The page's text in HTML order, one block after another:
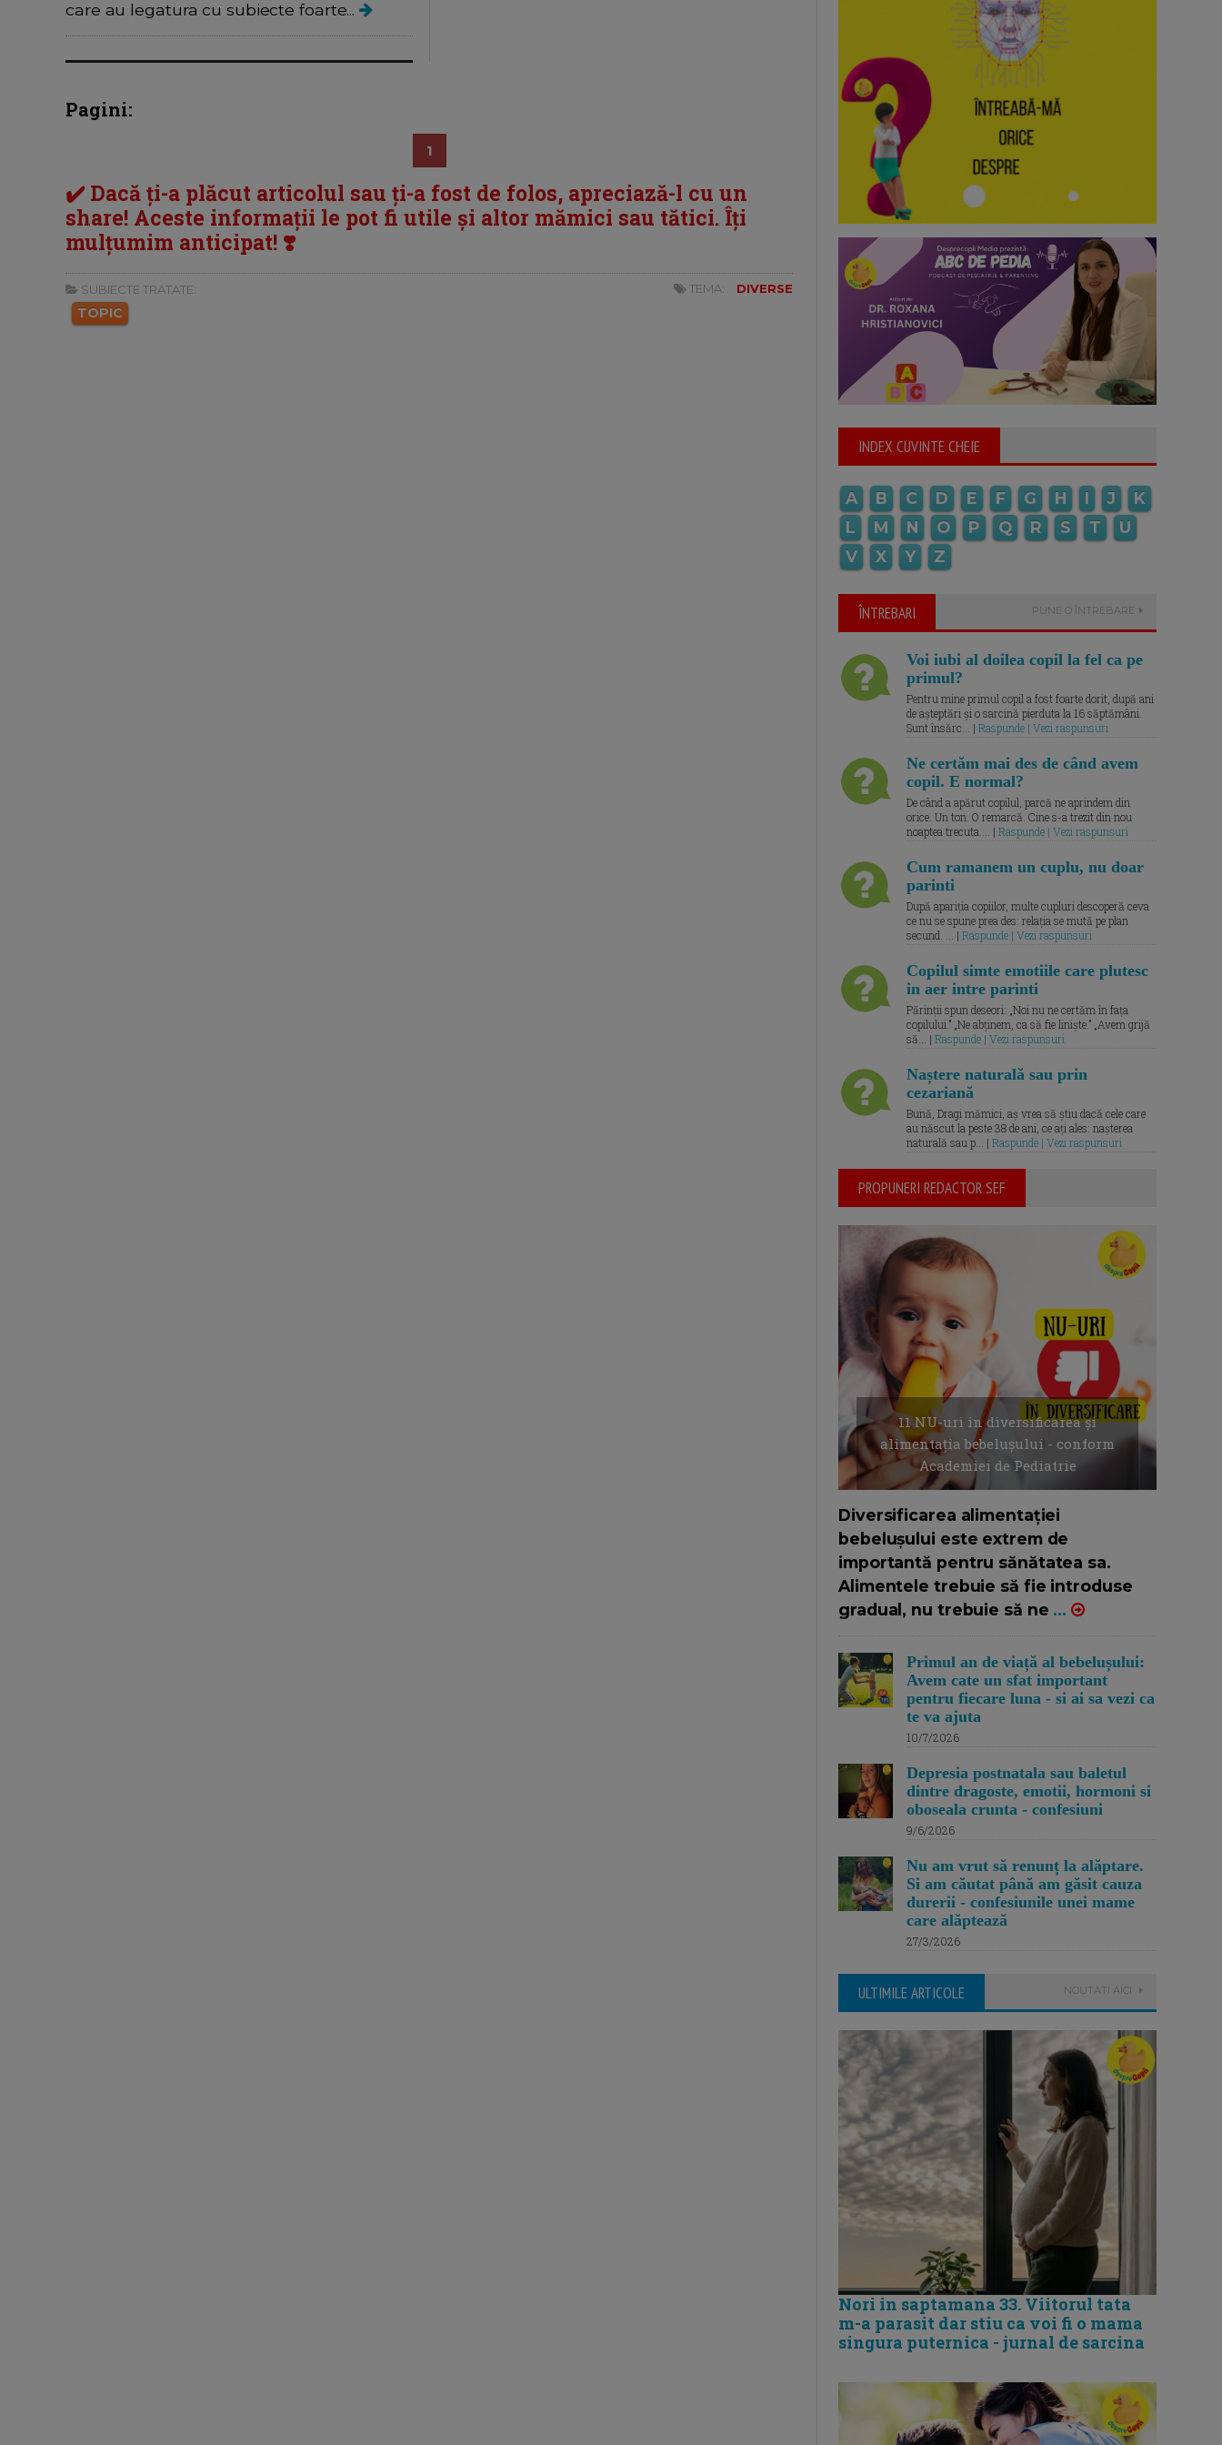
care au legatura cu subiecte foarte...
Pagini:
1
✔️ Dacă ți-a plăcut articolul sau ți-a fost de folos, apreciază-l cu un
share! Aceste informații le pot fi utile și altor mămici sau tătici. Îți
mulțumim anticipat! ❣️
SUBIECTE TRATATE:
TOPIC
TEMA: DIVERSE
INDEX CUVINTE CHEIE
A B C D E F G H I J
K
L
M N O P Q R S T
U
V
X Y Z
ÎNTREBARI PUNE O ÎNTREBARE
Voi iubi al doilea copil la fel ca pe
primul?
Pentru mine primul copil a fost foarte dorit, după ani
de așteptări și o sarcină pierduta la 16 săptămâni.
Sunt însărc... | Raspunde | Vezi raspunsuri
Ne certăm mai des de când avem
copil. E normal?
De când a apărut copilul, parcă ne aprindem din
orice. Un ton. O remarcă. Cine s-a trezit din nou
noaptea trecuta.... | Raspunde | Vezi raspunsuri
Cum ramanem un cuplu, nu doar
parinti
După apariția copiilor, multe cupluri descoperă ceva
ce nu se spune prea des: relația se mută pe plan
secund. ... | Raspunde | Vezi raspunsuri
Copilul simte emotiile care plutesc
in aer intre parinti
Părinții spun deseori: „Noi nu ne certăm în fața
copilului.” „Ne abținem, ca să fie liniște.” „Avem grijă
să... | Raspunde | Vezi raspunsuri
Naștere naturală sau prin
cezariană
Bună, Dragi mămici, aș vrea să știu dacă cele care
au născut la peste 38 de ani, ce ați ales: nașterea
naturală sau p... | Raspunde | Vezi raspunsuri
PROPUNERI REDACTOR SEF
11 NU-uri in diversificarea și
alimentația bebelușului - conform
Academiei de Pediatrie
Diversificarea alimentației
bebelușului este extrem de
importantă pentru sănătatea sa.
Alimentele trebuie să fie introduse
gradual, nu trebuie să ne ...
Primul an de viață al bebelușului:
Avem cate un sfat important
pentru fiecare luna - si ai sa vezi ca
te va ajuta
10/7/2026
Depresia postnatala sau baletul
dintre dragoste, emotii, hormoni si
oboseala crunta - confesiuni
9/6/2026
Nu am vrut să renunț la alăptare.
Si am căutat până am găsit cauza
durerii - confesiunile unei mame
care alăptează
27/3/2026
ULTIMILE ARTICOLE NOUTATI AICI
Nori in saptamana 33. Viitorul tata
m-a parasit dar stiu ca voi fi o mama
singura puternica - jurnal de sarcina